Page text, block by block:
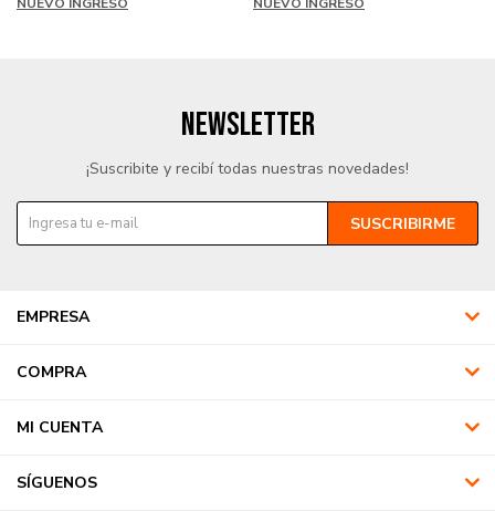
EMPRESA
COMPRA
MI CUENTA
SÍGUENOS
NEWSLETTER
¡Suscribite y recibí todas nuestras novedades!
SUSCRIBIRME